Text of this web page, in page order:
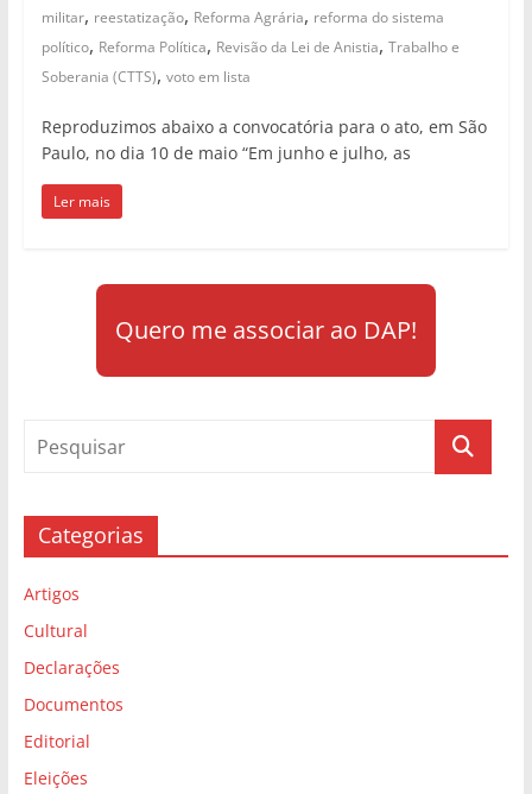
militar, reestatização, Reforma Agrária, reforma do sistema
político, Reforma Política, Revisão da Lei de Anistia, Trabalho e
Soberania (CTTS), voto em lista
Reproduzimos abaixo a convocatória para o ato, em São
Paulo, no dia 10 de maio “Em junho e julho, as
Ler mais
Quero me associar ao DAP!
Categorias
Artigos
Cultural
Declarações
Documentos
Editorial
Eleições